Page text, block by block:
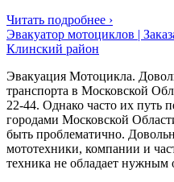
Читать подробнее ›
Эвакуатор мотоциклов |
Клинский район
Эвакуация Мотоцикла.
транспорта в Московской
22-44. Однако часто их путь
городами Московской
быть проблематично.
мототехники, компании и
техника не обладает нужным